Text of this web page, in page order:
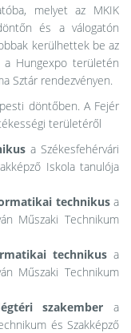
melyet az MKIK
és a válogatón
kerülhettek be az
Hungexpo területén
Sztár rendezvényen.
döntőben. A Fejér
területéről
a Székesfehérvári
Iskola tanulója
technikusa
Műszaki Technikum
technikus a
Műszaki Technikum
szakember a
és Szakképző